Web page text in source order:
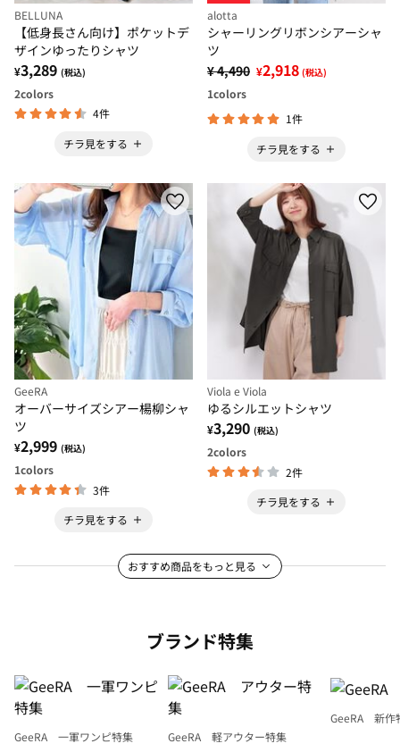
BELLUNA
【低身長さん向け】ポケットデ
ザインゆったりシャツ
¥3,289 (税込)
2colors
4件
チラ見をする
alotta
シャーリングリボンシアーシャ
ツ
¥ 4,490 ¥2,918 (税込)
1colors
1件
チラ見をする
GeeRA
オーバーサイズシアー楊柳シャ
ツ
¥2,999 (税込)
1colors
3件
チラ見をする
Viola e Viola
ゆるシルエットシャツ
¥3,290 (税込)
2colors
2件
チラ見をする
おすすめ商品をもっと見る
ブランド特集
GeeRA 一軍ワンピ特集 GeeRA 軽アウター特集
GeeRA 新作